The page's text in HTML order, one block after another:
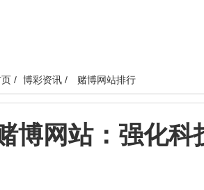
/ 博彩资讯 / 赌博网站排行
博网站：强化